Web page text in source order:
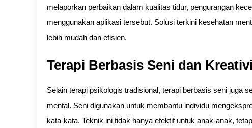
melaporkan perbaikan dalam kualitas tidur, pengurangan
menggunakan aplikasi tersebut. Solusi terkini kesehatan
lebih mudah dan efisien.
Terapi Berbasis Seni dan
Selain terapi psikologis tradisional, terapi berbasis seni juga
mental. Seni digunakan untuk membantu individu
kata-kata. Teknik ini tidak hanya efektif untuk anak-anak,